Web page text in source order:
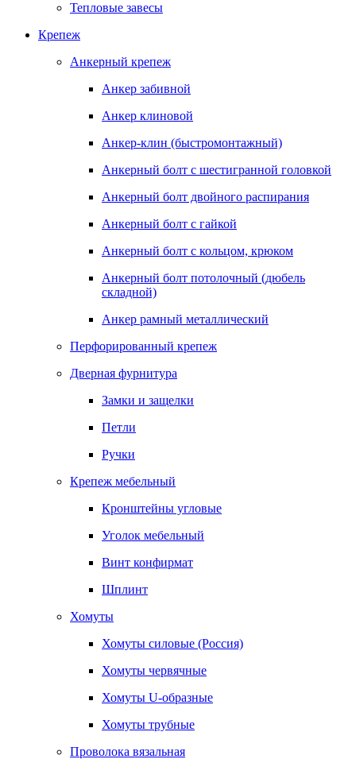
Тепловые завесы
Крепеж
Анкерный крепеж
Анкер забивной
Анкер клиновой
Анкер-клин (быстромонтажный)
Анкерный болт с шестигранной головкой
Анкерный болт двойного распирания
Анкерный болт с гайкой
Анкерный болт с кольцом, крюком
Анкерный болт потолочный (дюбель
складной)
Анкер рамный металлический
Перфорированный крепеж
Дверная фурнитура
Замки и защелки
Петли
Ручки
Крепеж мебельный
Кронштейны угловые
Уголок мебельный
Винт конфирмат
Шплинт
Хомуты
Хомуты силовые (Россия)
Хомуты червячные
Хомуты U-образные
Хомуты трубные
Проволока вязальная